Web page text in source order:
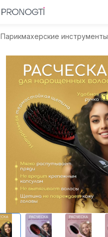
Парикмахерские инструменты